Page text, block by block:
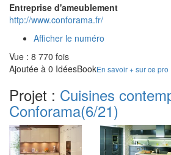
Entreprise d'ameublement
http://www.conforama.fr/
Afficher le numéro
Vue : 8 770 fois
Ajoutée à 0 IdéesBookEn savoir + sur ce pro
Projet : Cuisines
Conforama(6/21)